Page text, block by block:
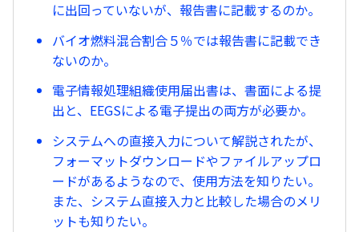
に出回っていないが、報告書に記載するのか。
バイオ燃料混合割合５％では報告書に記載でき
ないのか。
電子情報処理組織使用届出書は、書面による提
出と、EEGSによる電子提出の両方が必要か。
システムへの直接入力について解説されたが、
フォーマットダウンロードやファイルアップロ
ードがあるようなので、使用方法を知りたい。
また、システム直接入力と比較した場合のメリ
ットも知りたい。